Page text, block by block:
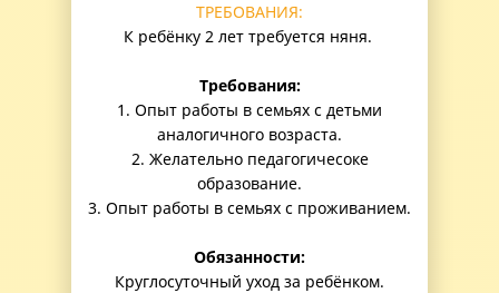
ТРЕБОВАНИЯ:
К ребёнку 2 лет требуется няня.
Требования:
1. Опыт работы в семьях с детьми
аналогичного возраста.
2. Желательно педагогичесоке
образование.
3. Опыт работы в семьях с проживанием.
Обязанности:
Круглосуточный уход за ребёнком.